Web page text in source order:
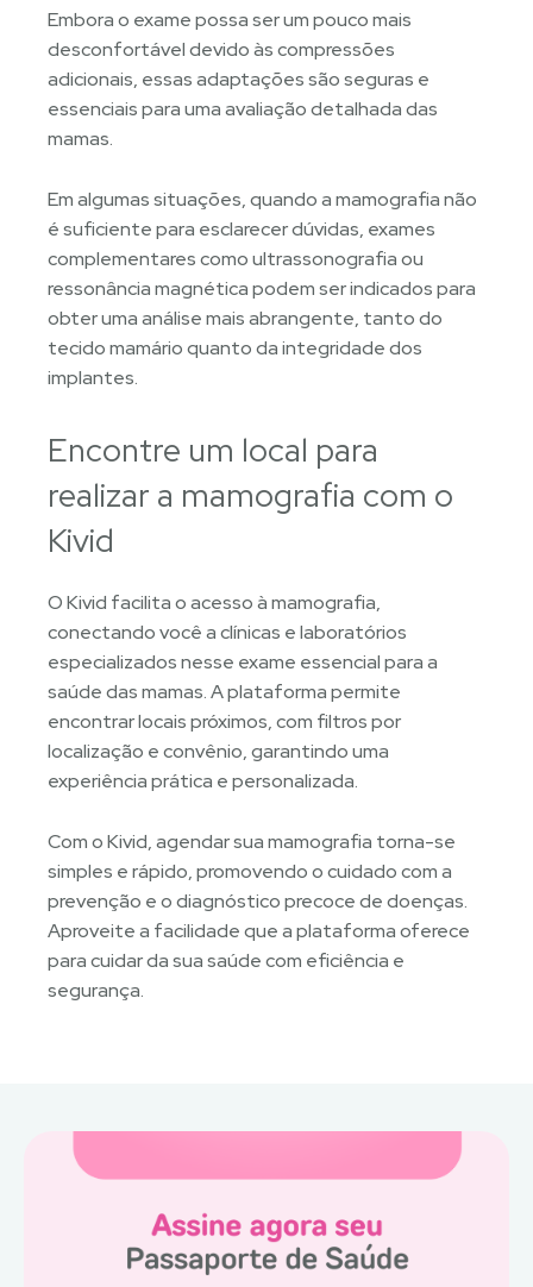
Embora o exame possa ser um pouco mais
desconfortável devido às compressões
adicionais, essas adaptações são seguras e
essenciais para uma avaliação detalhada das
mamas.
Em algumas situações, quando a mamografia não
é suficiente para esclarecer dúvidas, exames
complementares como ultrassonografia ou
ressonância magnética podem ser indicados para
obter uma análise mais abrangente, tanto do
tecido mamário quanto da integridade dos
implantes.
Encontre um local para
realizar a mamografia com o
Kivid
O Kivid facilita o acesso à mamografia,
conectando você a clínicas e laboratórios
especializados nesse exame essencial para a
saúde das mamas. A plataforma permite
encontrar locais próximos, com filtros por
localização e convênio, garantindo uma
experiência prática e personalizada.
Com o Kivid, agendar sua mamografia torna-se
simples e rápido, promovendo o cuidado com a
prevenção e o diagnóstico precoce de doenças.
Aproveite a facilidade que a plataforma oferece
para cuidar da sua saúde com eficiência e
segurança.